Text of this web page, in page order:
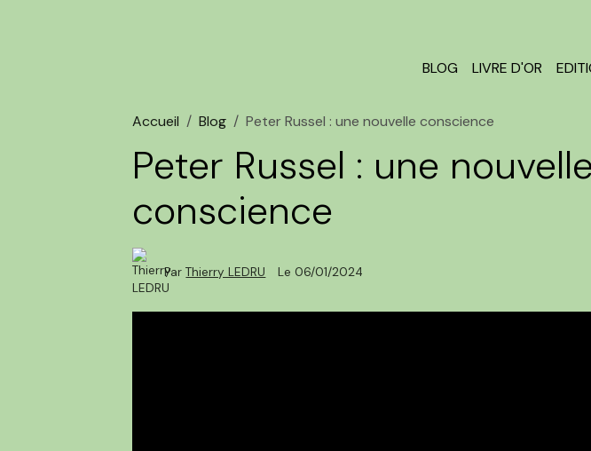
BLOG LIVRE D'OR
Accueil Blog Peter Russel : une nouvelle conscience
Peter Russel : une nouvelle
conscience
ParThierry LEDRU Le 06/01/2024